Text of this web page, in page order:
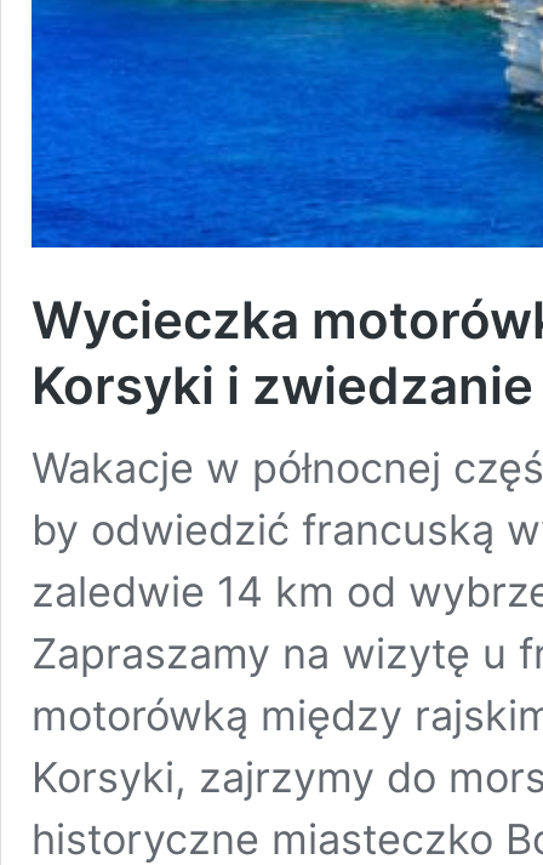
Wycieczka
Korsyki i
Wakacje w północnej
by odwiedzić francuską
zaledwie 14 km od
Zapraszamy na wizytę u
motorówką między
Korsyki, zajrzymy do
historyczne miasteczko